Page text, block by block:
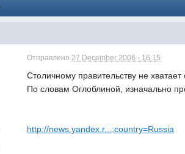
Отправлено27 December 2006 - 16:15
Столичному правительству не
По словам Оглоблиной, изначально
http://news.yandex.r...;country=Russia